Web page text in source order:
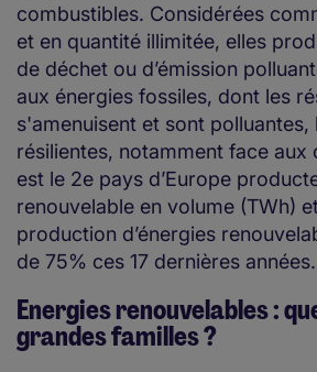
combustibles. Considérées
et en quantité illimitée, elles
de déchet ou d’émission
aux énergies fossiles, dont les
s'amenuisent et sont polluantes,
résilientes, notamment face aux
est le 2e pays d’Europe
renouvelable en volume (TWh)
production d’énergies
de 75% ces 17 dernières années.
Energies renouvelables :
grandes familles ?